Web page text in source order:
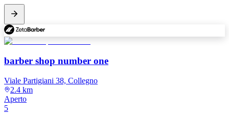
barber shop number one
Viale Partigiani 38, Collegno
2.4 km
Aperto
5